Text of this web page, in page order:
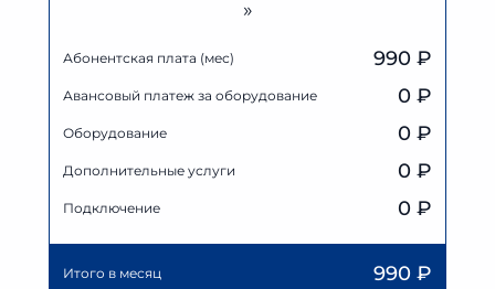
»
Абонентская плата (мес) 990 ₽
Авансовый платеж за оборудование 0 ₽
Оборудование 0 ₽
Дополнительные услуги 0 ₽
Подключение 0 ₽
Итого в месяц 990 ₽